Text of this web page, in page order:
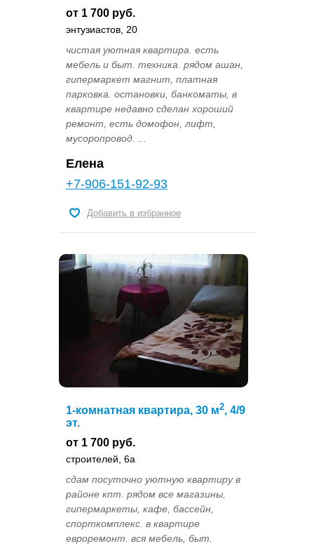
от 1 700 руб.
энтузиастов, 20
чистая уютная квартира. есть
мебель и быт. техника. рядом ашан,
гипермаркет магнит, платная
парковка. остановки, банкоматы, в
квартире недавно сделан хороший
ремонт, есть домофон, лифт,
мусоропровод. ...
Елена
+7-906-151-92-93
Добавить в избранное
1-комнатная квартира, 30 м2, 4/9
эт.
от 1 700 руб.
строителей, 6а
сдам посуточно уютную квартиру в
районе кпт. рядом все магазины,
гипермаркеты, кафе, бассейн,
спорткомплекс. в квартире
евроремонт. вся мебель, быт.